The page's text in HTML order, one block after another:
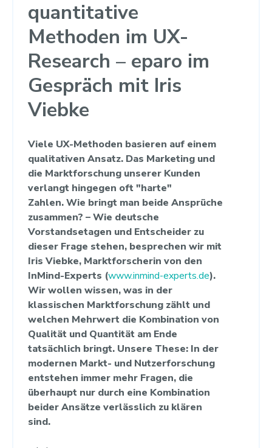
quantitative
Methoden im UX-
Research – eparo im
Gespräch mit Iris
Viebke
Viele UX-Methoden basieren auf einem
qualitativen Ansatz. Das Marketing und
die Marktforschung unserer Kunden
verlangt hingegen oft "harte"
Zahlen.Wie bringt man beide Ansprüche
zusammen? – Wie deutsche
Vorstandsetagen und Entscheider zu
dieser Frage stehen, besprechen wir mit
Iris Viebke, Marktforscherin von den
InMind-Experts (www.inmind-experts.de).
Wir wollen wissen, was in der
klassischen Marktforschung zählt und
welchen Mehrwert die Kombination von
Qualität und Quantität am Ende
tatsächlich bringt. Unsere These: In der
modernen Markt- und Nutzerforschung
entstehen immer mehr Fragen, die
überhaupt nur durch eine Kombination
beider Ansätze verlässlich zu klären
sind.